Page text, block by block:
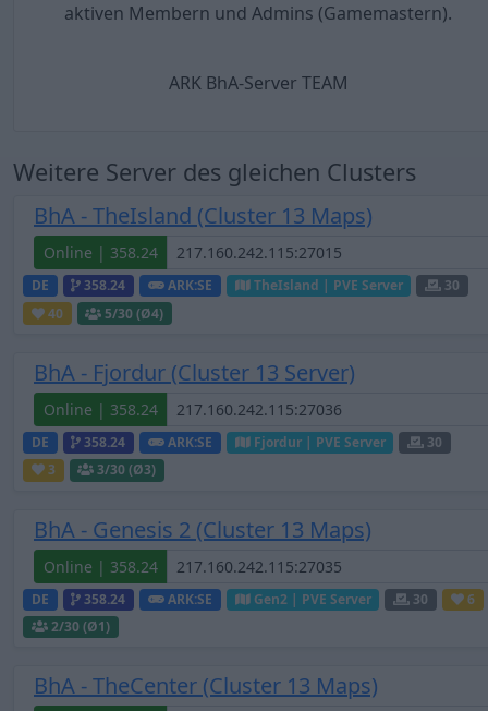
aktiven Membern und Admins (Gamemastern).
ARK BhA-Server TEAM
Weitere Server des gleichen Clusters
BhA - TheIsland (Cluster 13 Maps)
Online | 358.24
DE 358.24 ARK:SE TheIsland | PVE Server
30
40
5/30 (Ø4)
BhA - Fjordur (Cluster 13 Server)
Online | 358.24
DE 358.24 ARK:SE Fjordur | PVE Server
30
3
3/30 (Ø3)
BhA - Genesis 2 (Cluster 13 Maps)
Online | 358.24
DE 358.24 ARK:SE Gen2 | PVE Server 30
6
2/30 (Ø1)
BhA - TheCenter (Cluster 13 Maps)